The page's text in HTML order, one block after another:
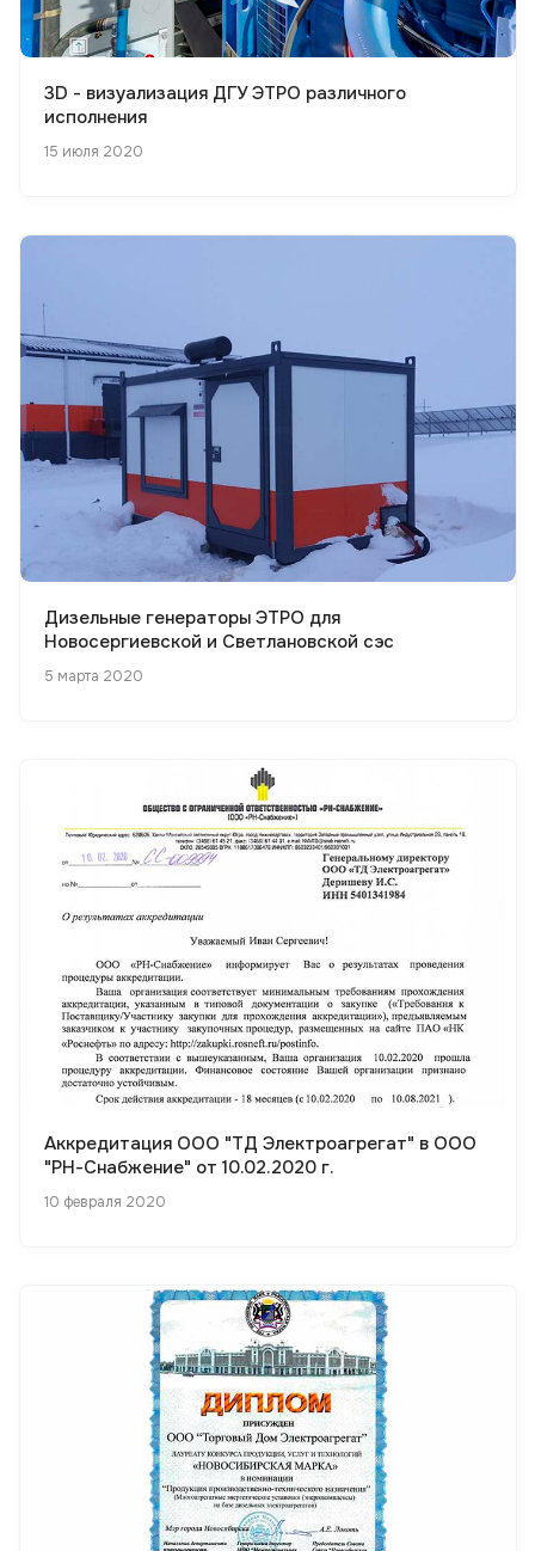
3D - визуализация ДГУ ЭТРО различного
исполнения
15 июля 2020
Дизельные генераторы ЭТРО для
Новосергиевской и Светлановской сэс
5 марта 2020
Аккредитация ООО "ТД Электроагрегат" в ООО
"РН-Снабжение" от 10.02.2020 г.
10 февраля 2020